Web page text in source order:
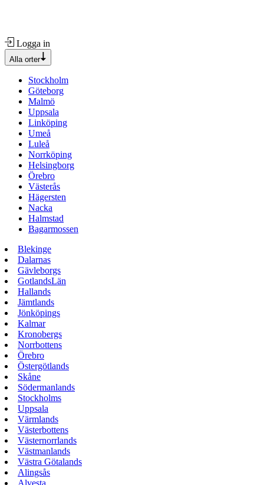
Logga in
Alla orter
Stockholm
Göteborg
Malmö
Uppsala
Linköping
Umeå
Luleå
Norrköping
Helsingborg
Örebro
Västerås
Hägersten
Nacka
Halmstad
Bagarmossen
Blekinge
Dalarnas
Gävleborgs
GotlandsLän
Hallands
Jämtlands
Jönköpings
Kalmar
Kronobergs
Norrbottens
Örebro
Östergötlands
Skåne
Södermanlands
Stockholms
Uppsala
Värmlands
Västerbottens
Västernorrlands
Västmanlands
Västra Götalands
Alingsås
Alvesta